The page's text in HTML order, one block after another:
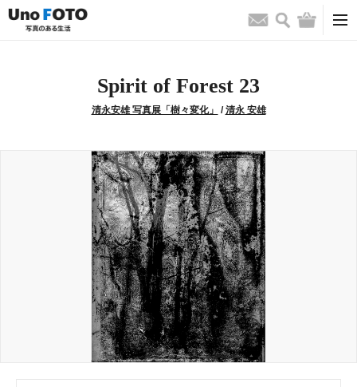
お問い合わせ
検索 バッグ
Spirit of Forest 23
清永安雄 写真展「樹々変化」 /清永 安雄